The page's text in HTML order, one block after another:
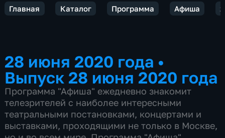
Главная Каталог Программа Афиша
28 июня 2020 года •
Выпуск 28 июня 2020 года
Программа "Афиша" ежедневно знакомит
телезрителей с наиболее интересными
театральными постановками, концертами и
выставками, проходящими не только в Москве,